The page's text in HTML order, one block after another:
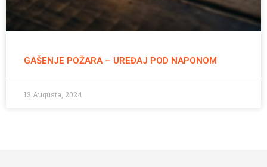
GAŠENJE POŽARA – UREĐAJ POD NAPONOM
13 Augusta, 2024